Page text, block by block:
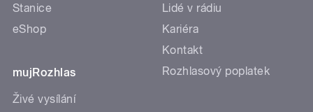
Stanice
eShop
mujRozhlas
Živé vysílání
Lidé v rádiu
Kariéra
Kontakt
Rozhlasový poplatek